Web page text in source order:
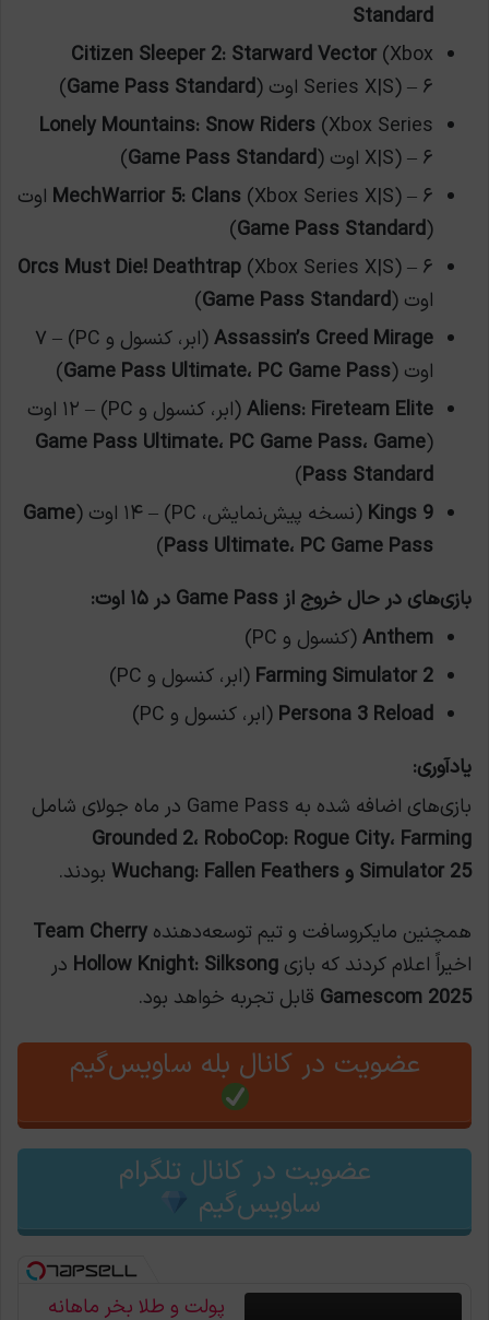
Standard
Citizen Sleeper 2: Starward Vector (Xbox
Series X|S) – ۶ اوت (
Game Pass Standard
)
Lonely Mountains: Snow Riders (Xbox Series
X|S) – ۶ اوت (
Game Pass Standard
)
MechWarrior 5: Clans (Xbox Series X|S) – ۶ اوت
(
Game Pass Standard
)
Orcs Must Die! Deathtrap (Xbox Series X|S) – ۶
اوت (Game Pass Standard
)
Assassin’s Creed Mirage
(ابر، کنسول و PC) – ۷
اوت (Game Pass Ultimate، PC Game Pass)
Aliens: Fireteam Elite
(ابر، کنسول و PC) – ۱۲ اوت
(Game Pass Ultimate، PC Game Pass، Game
Pass Standard
)
9 Kings
(نسخه پیش‌نمایش، PC) – ۱۴ اوت (
Game
Pass Ultimate، PC Game Pass)
بازی‌های در حال خروج از Game Pass در ۱۵ اوت:
Anthem(کنسول و PC)
Farming Simulator 2 (ابر، کنسول و PC)
Persona 3 Reload (ابر، کنسول و PC)
یادآوری:
بازی‌های اضافه شده به Game Pass در ماه جولای شامل
Grounded 2، RoboCop: Rogue City، Farming
Simulator 25 و Wuchang: Fallen Feathers
بودند.
همچنین مایکروسافت و تیم توسعه‌دهنده Team Cherry
اخیراً اعلام کردند که بازی Hollow Knight: Silksong در
Gamescom 2025 قابل تجربه خواهد بود.
عضویت در کانال بله ساویس‌گیم
عضویت در کانال تلگرام
ساویس‌گیم
پولت و طلا بخر ماهانه